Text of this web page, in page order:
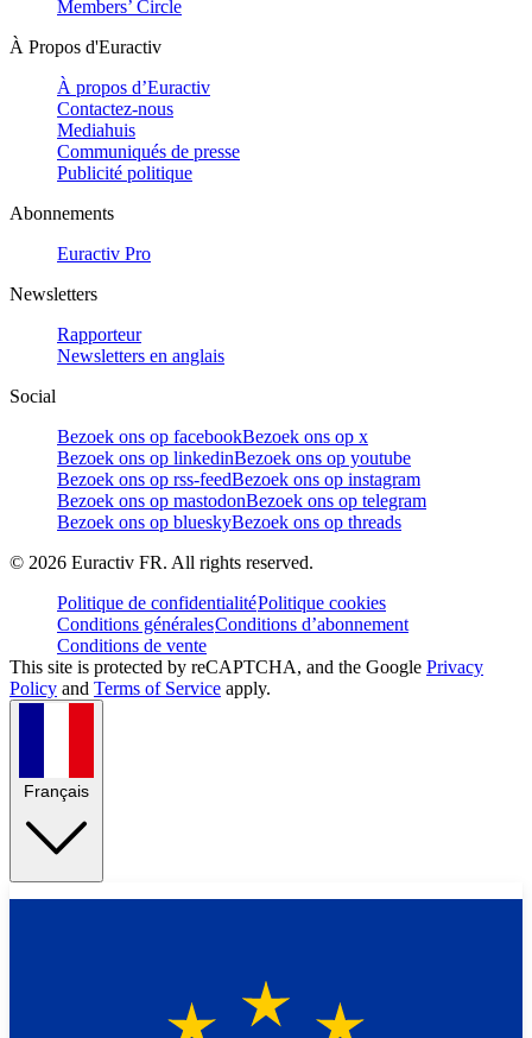
Members’ Circle
À Propos d'Euractiv
À propos d’Euractiv
Contactez-nous
Mediahuis
Communiqués de presse
Publicité politique
Abonnements
Euractiv Pro
Newsletters
Rapporteur
Newsletters en anglais
Social
Bezoek ons op facebookBezoek ons op x
Bezoek ons op linkedinBezoek ons op youtube
Bezoek ons op rss-feedBezoek ons op instagram
Bezoek ons op mastodonBezoek ons op telegram
Bezoek ons op blueskyBezoek ons op threads
© 2026 Euractiv FR. All rights reserved.
Politique de confidentialitéPolitique cookies
Conditions généralesConditions d’abonnement
Conditions de vente
This site is protected by reCAPTCHA, and the Google Privacy
Policy and Terms of Service apply.
Français